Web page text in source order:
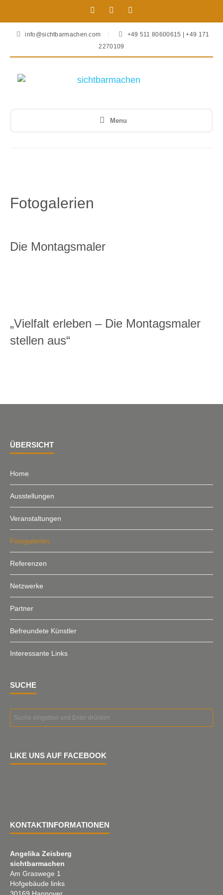
info@sichtbarmachen.com
+49 511 80600615 | +49 171
2270109
Menu
Fotogalerien
Die Montagsmaler
„Vielfalt erleben – Die Montagsmaler
stellen aus“
ÜBERSICHT
Home
Ausstellungen
Veranstaltungen
Fotogalerien
Referenzen
Netzwerke
Partner
Befreundete Künstler
Interessante Links
SUCHE
LIKE UNS AUF FACEBOOK
KONTAKTINFORMATIONEN
Angelika Zeisberg
sichtbarmachen
Am Graswege 1
Hofgebäude links